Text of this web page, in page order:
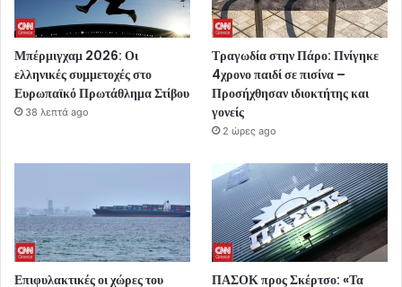
Μπέρμιγχαμ 2026: Οι
ελληνικές συμμετοχές στο
Ευρωπαϊκό Πρωτάθλημα Στίβου
38 λεπτά ago
Τραγωδία στην Πάρο: Πνίγηκε
4χρονο παιδί σε πισίνα –
Προσήχθησαν ιδιοκτήτης και
γονείς
2 ώρες ago
Επιφυλακτικές οι χώρες του ΠΑΣΟΚ προς Σκέρτσο: «Τα